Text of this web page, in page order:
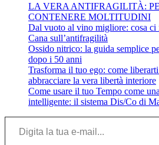
LA VERA ANTIFRAGILITÀ:
CONTENERE MOLTITUDINI
Dal vuoto al vino migliore: cosa ci
Cana sull’antifragilità
Ossido nitrico: la guida semplice
dopo i 50 anni
Trasforma il tuo ego: come
abbracciare la vera libertà interiore
Come usare il tuo Tempo come
intelligente: il sistema Dis/Co di
Digita la tua e-mail...